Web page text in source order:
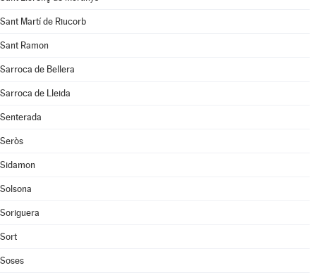
Sant Martí de Riucorb
Sant Ramon
Sarroca de Bellera
Sarroca de Lleida
Senterada
Seròs
Sidamon
Solsona
Soriguera
Sort
Soses